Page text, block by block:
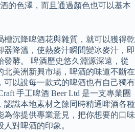
的色澤，而且通過顏色也可以基本
槽沉降啤酒花與雜質，就可以獲得乾
降溫，使熱麥汁瞬間變冰麥汁，即
發酵。 啤酒歷史悠久淵源深遠，從
北美洲新興市場，啤酒的味道不斷在
可以說每一款式的啤酒也有自己獨有
手工啤酒 Beer Ltd 是一支專業團
認識本地素材之餘同時精通啤酒各種
為你提供專業意見，把你想要的口味
對啤酒的印象。